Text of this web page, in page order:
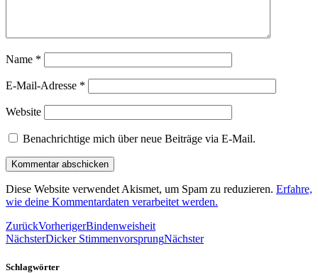
Name *
E-Mail-Adresse *
Website
Benachrichtige mich über neue Beiträge via E-Mail.
Diese Website verwendet Akismet, um Spam zu reduzieren. Erfahre,
wie deine Kommentardaten verarbeitet werden.
ZurückVorherigerBindenweisheit
NächsterDicker StimmenvorsprungNächster
Schlagwörter